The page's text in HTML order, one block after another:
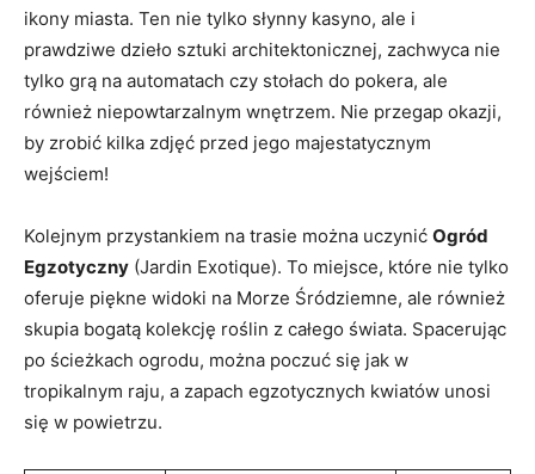
ikony⁤ miasta. Ten nie tylko ⁣słynny kasyno, ale i
prawdziwe​ dzieło⁣ sztuki architektonicznej, zachwyca nie
tylko ‌grą na automatach czy ⁢stołach do pokera, ‌ale
również ⁤niepowtarzalnym wnętrzem. Nie przegap⁢ okazji,
by zrobić kilka zdjęć przed jego majestatycznym
wejściem!
Kolejnym ⁤przystankiem na trasie można⁢ uczynić Ogród
Egzotyczny (Jardin Exotique). To miejsce, które nie tylko
oferuje ⁤piękne widoki na Morze Śródziemne, ale również
skupia bogatą kolekcję roślin ⁤z⁢ całego świata. Spacerując
po ścieżkach ⁤ogrodu,​ można poczuć się jak w
tropikalnym raju, a ⁢zapach egzotycznych kwiatów unosi
‌się w powietrzu.